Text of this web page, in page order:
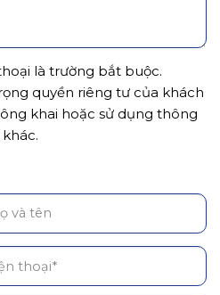
là trường bắt buộc.
quyền riêng tư của khách
khai hoặc sử dụng thông